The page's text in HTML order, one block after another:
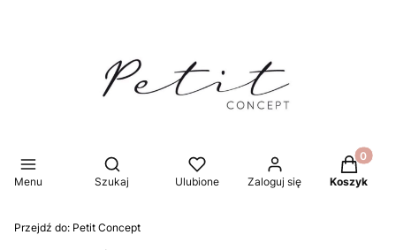
Menu
Otwórz wyszukiwarkę
Szukaj Ulubione Zaloguj się Koszyk
Przejdź do: Petit Concept